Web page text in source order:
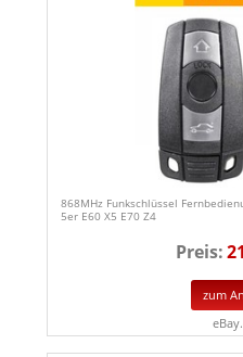
868MHz Funkschlüssel
5er E60 X5 E70 Z4
Preis:
zum